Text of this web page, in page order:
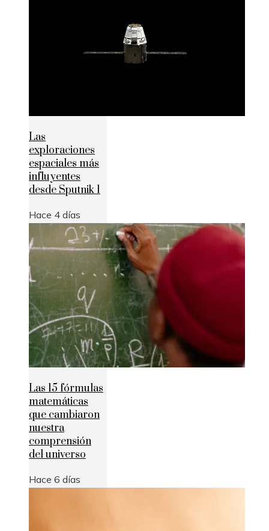
Las
exploraciones
espaciales más
influyentes
desde Sputnik 1
Hace 4 días
Las 15 fórmulas
matemáticas
que cambiaron
nuestra
comprensión
del universo
Hace 6 días